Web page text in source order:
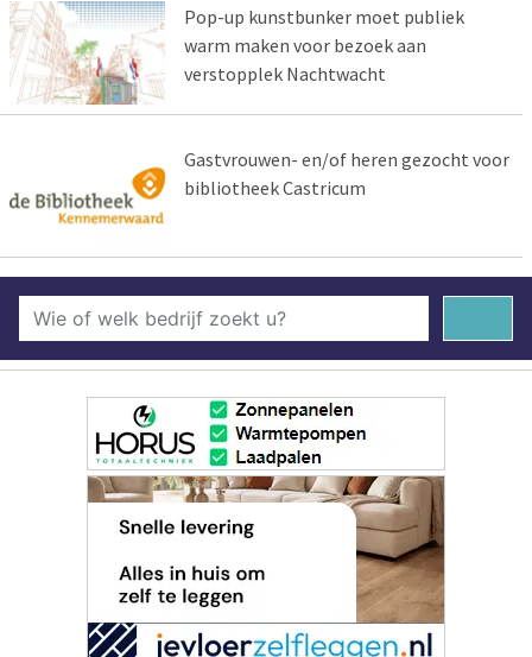
Pop-up kunstbunker moet publiek
warm maken voor bezoek aan
verstopplek Nachtwacht
Gastvrouwen- en/of heren gezocht voor
bibliotheek Castricum